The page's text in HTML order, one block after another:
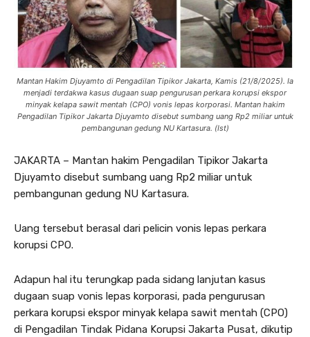
Mantan Hakim Djuyamto di Pengadilan Tipikor Jakarta, Kamis (21/8/2025). Ia
menjadi terdakwa kasus dugaan suap pengurusan perkara korupsi ekspor
minyak kelapa sawit mentah (CPO) vonis lepas korporasi. Mantan hakim
Pengadilan Tipikor Jakarta Djuyamto disebut sumbang uang Rp2 miliar untuk
pembangunan gedung NU Kartasura. (Ist)
JAKARTA – Mantan hakim Pengadilan Tipikor Jakarta
Djuyamto disebut sumbang uang Rp2 miliar untuk
pembangunan gedung NU Kartasura.
Uang tersebut berasal dari pelicin vonis lepas perkara
korupsi CPO.
Adapun hal itu terungkap pada sidang lanjutan kasus
dugaan suap vonis lepas korporasi, pada pengurusan
perkara korupsi ekspor minyak kelapa sawit mentah (CPO)
di Pengadilan Tindak Pidana Korupsi Jakarta Pusat, dikutip